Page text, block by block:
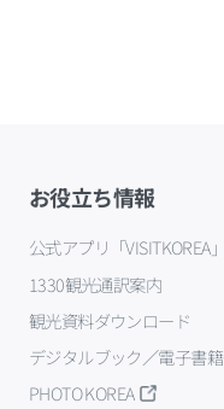
お役立ち情報
公式アプリ「VISITKOREA」
1330観光通訳案内
観光資料ダウンロード
デジタルブック／電子書籍
PHOTO KOREA